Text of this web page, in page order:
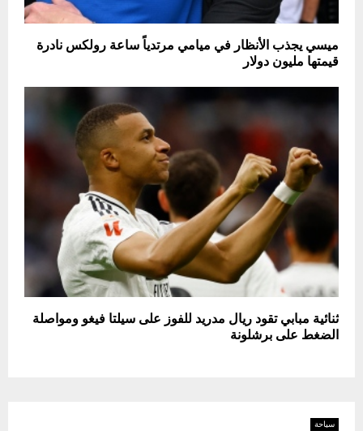
ميسي يجذب الأنظار في ميامي مرتدياً ساعة رولكس نادرة
قيمتها مليون دولار
ثنائية مبابي تقود ريال مدريد للفوز على سيلتا فيغو ومواصلة
الضغط على برشلونة
سياحة